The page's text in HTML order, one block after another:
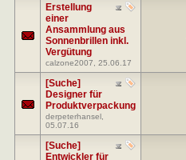
Erstellung
einer
Ansammlung aus
Sonnenbrillen inkl.
Vergütung
calzone2007 , 25.06.17
[Suche]
Designer für
Produktverpackung
derpeterhansel
05.07.16
[Suche]
Entwickler für